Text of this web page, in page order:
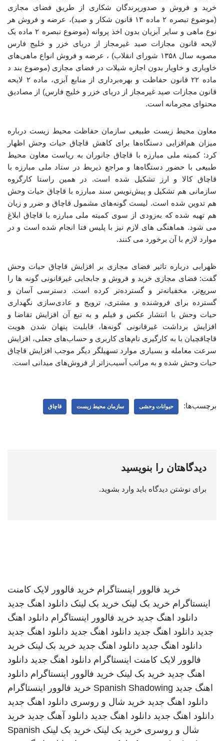
خرید و فروش و صدورپرندگان شکاری از طریق فضای مجازی
(موضوع تبصره ۲ ماده ۱۳ قانون شکار و صید)، عرضه و فروش هر
نوع ماهی و سایر آبزیان بدون اخذ پروانه (موضوع تبصره ۲ ماده یک
لایحه قانون مجازات صید غیرمجاز از دریای خزر و خلیج فارس
مصوبه سال ۱۳۵۸ شورای انقلاب) ، عرضه و فروش انواع ماهی‌های
خاویاری و خاویار بدون اجازه شیلات در فضای مجازی (موضوع بند د
ماده ۲۲ قانون حفاظت و بهره‌برداری از منابع آبزی، ماده ۲ لایحه
قانون مجازات صید غیرمجاز از دریای خزر و خلیج فارس) از مصادیق
محتوای مجرمانه است.
معاون محیط زیست طبیعی سازمان حفاظت محیط زیست درباره
میزان هم‌افزایی دستگاه‌ها برای کاهش قاچاق حیات وحش اظهار
کرد: کمیته ملی مبارزه با قاچاق جانوران به ریاست معاون محیط
طبیعی با حضور دستگاه‌ها و مراجع ذیربط در ستاد ملی مبارزه با
قاچاق کالا و ارز تشکیل شده است. در همین راستا کارگروه
سازمانی هم تشکیل و پیش‌نویس سند مبارزه با قاچاق حیات وحش
هم تدوین شده است. لیست گونه‌های مشمول قاچاق و ضرر و زیان
هم تهیه شده که به‌زودی از سوی کمیته ملی مبارزه با قاچاق ابلاغ
می شود. هماهنگی های لازم نیز با پلیس فتا انجام شده است و در
موارد لازم با آن برخورد می کنند.
ظهرابی درباره تاثیر فضای مجازی بر افزایش قاچاق حیات وحش
گفت: فضای مجازی خرید و فروش و جابجایی غیرقانونی گونه ها را
سریع‌تر، مخفیانه‌تر و گسترده‌تر کرده است. دسترسی آسان و
گسترده برای فروشنده و مشتری، ترویج و عادی‌سازی نگهداری
حیات وحش با انتشار عکس و فیلم و به تبع آن افزایش تقاضا و
افزایش برداشت غیرقانونی گونه‌ها، قابلیت پنهان شدن هویت
قاچاقچیان با به کارگیری نام‌های کاربری و حساب‌های جعلی، افزایش
سرعت معامله و بسیاری موارد تسهیلگر دیگر موجب افزایش قاچاق
حیات وحش شده و به مراتب آسیب‌زاتر از فروش‌های میدانی است.
برچسب‌ها: حیوانات وحشی سازمان محیط زیست قاچاق
دیدگاهتان را بنویسید
برای نوشتن دیدگاه باید وارد بشوید.
خرید فالوور اینستاگرام خرید فالوور لایک کامنت
اینستاگرام خرید بک لینک خرید بک لینک دانلود اهنگ جدید
دانلود اهنگ جدید خرید فالوور اینستاگرام دانلود اهنگ
جدید دانلود اهنگ جدید دانلود اهنگ جدید دانلود اهنگ جدید
دانلود اهنگ جدید دانلود اهنگ جدید خرید بک لینک خرید
فالوور لایک کامنت اینستاگرام دانلود اهنگ جدید دانلود
اهنگ جدید خرید بک لینک خرید فالوور اینستاگرام دانلود
اهنگ جدید Spanish Shadowing خرید فالوور اینستاگرام
دانلود اهنگ جدید خرید شال و روسری دانلود اهنگ جدید
دانلود اهنگ جدید دانلود اهنگ جدید دانلود آهنگ جدید خرید
شال و روسری خرید بک لینک خرید بک لینک Spanish